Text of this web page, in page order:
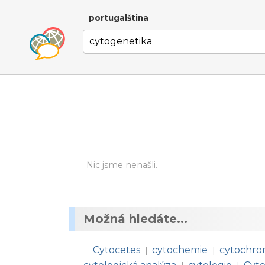
portugalština
Nic jsme nenašli.
Možná hledáte...
Cytocetes | cytochemie |